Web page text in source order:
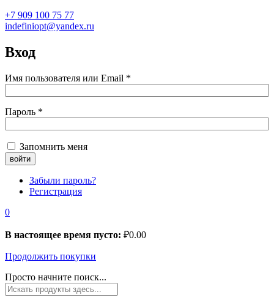
+7 909 100 75 77
indefiniopt@yandex.ru
Вход
Имя пользователя или Email *
Пароль *
Запомнить меня
Забыли пароль?
Регистрация
0
В настоящее время пусто: ₽0.00
Продолжить покупки
Просто начните поиск...